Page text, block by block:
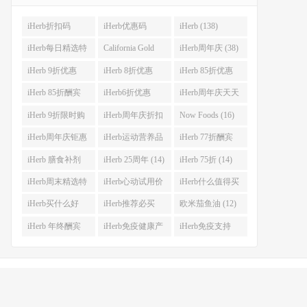
iHerb折扣码
(341)
iHerb优惠码
(282)
iHerb (138)
iHerb每日精选特
惠 (53)
California Gold
Nutrition(CGN)
(42)
iHerb周年庆 (38)
iHerb 9折优惠
(38)
iHerb 8折优惠
(37)
iHerb 85折优惠
(27)
iHerb 85折酬宾
(23)
iHerb6折优惠
(23)
iHerb周年庆天天
大酬宾 (22)
iHerb 9折限时购
(21)
iHerb周年庆折扣
码 (17)
Now Foods (16)
iHerb周年庆钜惠
(15)
iHerb运动营养品
(14)
iHerb 77折酬宾
(14)
iHerb 膳食补剂
(14)
iHerb 25周年 (14) iHerb 75折 (14)
iHerb周末精选特
惠 (13)
iHerb心动试用价
(13)
iHerb什么值得买
(12)
iHerb买什么好
(12)
iHerb推荐必买
(12)
欧米茄鱼油 (12)
iHerb 年终酬宾 iHerb免疫健康产 iHerb免疫支持